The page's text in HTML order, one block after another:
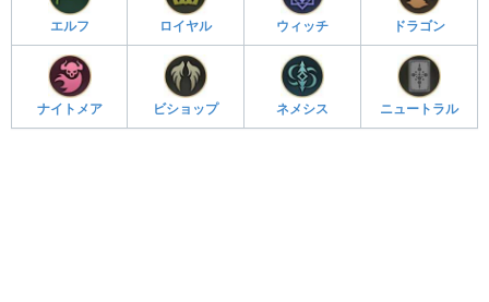
エルフ ロイヤル ウィッチ ドラゴン
ナイトメア ビショップ ネメシス ニュートラル